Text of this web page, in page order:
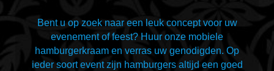
Bent u op zoek naar een leuk concept voor uw
evenement of feest? Huur onze mobiele
hamburgerkraam en verras uw genodigden. Op
ieder soort event zijn hamburgers altijd een goed